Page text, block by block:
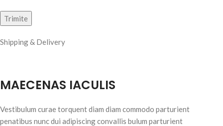
Shipping & Delivery
MAECENAS IACULIS
Vestibulum curae torquent diam diam commodo parturient
penatibus nunc dui adipiscing convallis bulum parturient